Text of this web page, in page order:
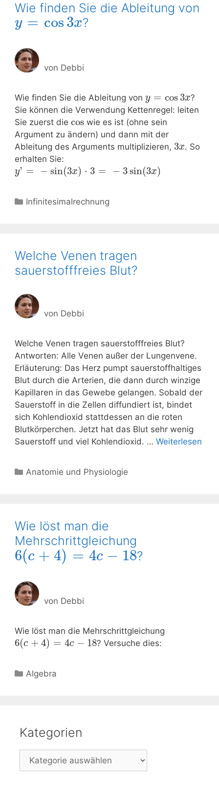
Wie finden Sie die Ableitung von
y = cos3x?
von Debbi
Wie finden Sie die Ableitung von y = cos 3x?
Sie können die Verwendung Kettenregel: leiten
Sie zuerst die cos wie es ist (ohne sein
Argument zu ändern) und dann mit der
Ableitung des Arguments multiplizieren, 3x. So
erhalten Sie:
y’ = − sin(3x) ⋅ 3 = − 3sin(3x)
Kategorien
Infinitesimalrechnung
Welche Venen tragen
sauerstofffreies Blut?
von Debbi
Welche Venen tragen sauerstofffreies Blut?
Antworten: Alle Venen außer der Lungenvene.
Erläuterung: Das Herz pumpt sauerstoffhaltiges
Blut durch die Arterien, die dann durch winzige
Kapillaren in das Gewebe gelangen. Sobald der
Sauerstoff in die Zellen diffundiert ist, bindet
sich Kohlendioxid stattdessen an die roten
Blutkörperchen. Jetzt hat das Blut sehr wenig
Sauerstoff und viel Kohlendioxid. … Weiterlesen
Kategorien
Anatomie und Physiologie
Wie löst man die
Mehrschrittgleichung
6(c + 4) = 4c − 18?
von Debbi
Wie löst man die Mehrschrittgleichung
6(c + 4) = 4c − 18? Versuche dies:
Kategorien
Algebra
Kategorien
Kategorien